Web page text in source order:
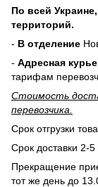
По всей
территорий.
- В отделение
- Адресная
тарифам
Стоимость
перевозчика.
Срок отгрузки
Срок доставки 2-
Прекращение
тот же день до